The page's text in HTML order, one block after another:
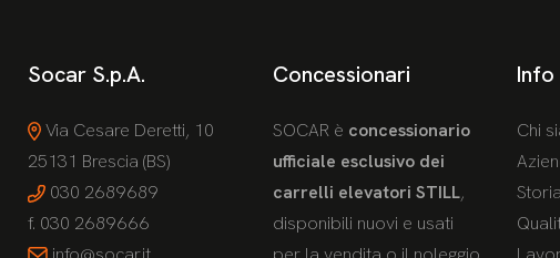
Socar S.p.A.
Via Cesare Deretti, 10
25131 Brescia (BS)
030 2689689
f. 030 2689666
Concessionari
SOCAR è concessionario
ufficiale esclusivo dei
carrelli elevatori STILL,
disponibili nuovi e usati
Info
Chi
Storia